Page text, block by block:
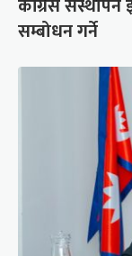
सम्बोधन गर्ने